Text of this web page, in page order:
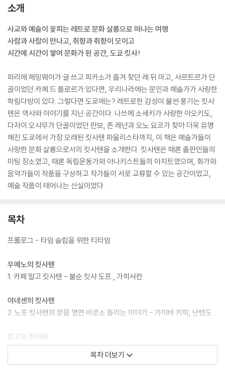
소개
사교와 예술이 꽃피는 레트로 문화 살롱으로 떠나는 여행
사람과 사람이 만나고, 취향과 취향이 모이고
시간에 시간이 쌓여 문화가 된 공간, 도쿄 킷사!
파리에 헤밍웨이가 글 쓰고 피카소가 즐겨 찾던 레 뒤 마고, 사르트르가 단
골이었던 카페 드 플로르가 있다면, 우리나라에는 문인과 예술가가 사랑한
학림다방이 있다. 그렇다면 도쿄에는? 레트로한 감성이 물씬 풍기는 킷사
텐은 역사와 이야기를 지닌 공간이다. 나쓰메 소세키가 사랑한 아오키도,
다자이 오사무가 단골이었던 란보, 존 레넌과 오노 요코가 찾아 더욱 유명
해진 도쿄에서 가장 오래된 킷사텐 파울리스타까지, 이 책은 예술가들이
사랑한 문화 살롱으로서의 킷사텐을 소개한다. 킷사텐은 때론 출판인들의
미팅 장소였고, 때론 독립운동가와 아나키스트들의 아지트였으며, 화가와
음악가들이 작품을 구상하고 작가들이 서로 교류할 수 있는 공간이었고,
예술 작품이 태어나는 산실이었다.
목차
프롤로그 - 타임 슬립을 위한 티타임
우에노의 킷사텐
1. 카페 말고 킷사텐 - 불순 킷사 도프 , 가히사칸
야네센의 킷사텐
2. 노포 킷사텐의 문을 열면 비로소 들리는 이야기 - 가야바 커피, 난텐도
혼고의 킷사텐
3. 나쓰메 소세키도 킷사텐이 좋아서 - 루오, 아오키도
목차 더보기